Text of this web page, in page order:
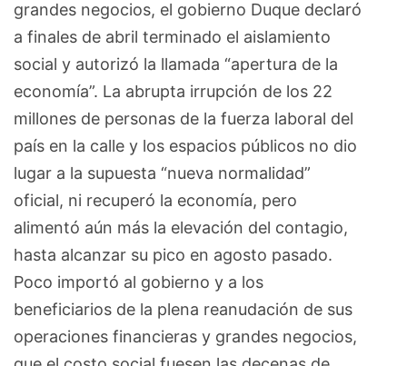
grandes negocios, el gobierno Duque declaró
a finales de abril terminado el aislamiento
social y autorizó la llamada “apertura de la
economía”. La abrupta irrupción de los 22
millones de personas de la fuerza laboral del
país en la calle y los espacios públicos no dio
lugar a la supuesta “nueva normalidad”
oficial, ni recuperó la economía, pero
alimentó aún más la elevación del contagio,
hasta alcanzar su pico en agosto pasado.
Poco importó al gobierno y a los
beneficiarios de la plena reanudación de sus
operaciones financieras y grandes negocios,